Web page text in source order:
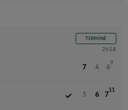
TERMINÉ
2h58
7 4 6
9
5 6 7
11